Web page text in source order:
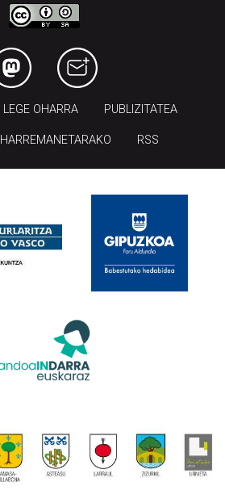
LEGE OHARRA PUBLIZITATEA
HARREMANETARAKO RSS